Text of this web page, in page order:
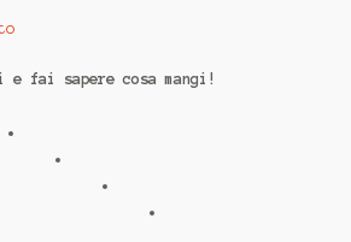
e fai sapere cosa mangi!